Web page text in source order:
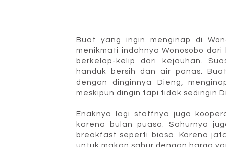
Buat yang ingin menginap di
menikmati indahnya Wonosobo
berkelap-kelip dari kejauhan.
handuk bersih dan air panas.
dengan dinginnya Dieng,
meskipun dingin tapi tidak sedingin
Enaknya lagi staffnya juga
karena bulan puasa. Sahurnya
breakfast seperti biasa. Karena